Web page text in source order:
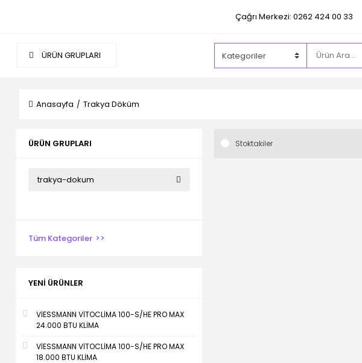
Çağrı Merkezi: 0262 424 00 33
ÜRÜN GRUPLARI
Anasayfa Trakya Döküm
ÜRÜN GRUPLARI
trakya-dokum
Tüm Kategoriler
YENI ÜRÜNLER
VİESSMANN VİTOCLİMA 100-S/HE PRO MAX
24.000 BTU KLİMA
VİESSMANN VİTOCLİMA 100-S/HE PRO MAX
18.000 BTU KLİMA
Stoktakiler